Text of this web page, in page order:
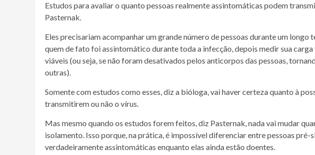
Estudos para avaliar o quanto pessoas realmente assintomáticas podem
Pasternak.
Eles precisariam acompanhar um grande número de pessoas durante um
quem de fato foi assintomático durante toda a infecção, depois medir sua
viáveis (ou seja, se não foram desativados pelos anticorpos das pessoas,
outras).
Somente com estudos como esses, diz a bióloga, vai haver certeza quanto à
transmitirem ou não o vírus.
Mas mesmo quando os estudos forem feitos, diz Pasternak, nada vai mudar
isolamento. Isso porque, na prática, é impossível diferenciar entre pessoas pré-
verdadeiramente assintomáticas enquanto elas ainda estão doentes.